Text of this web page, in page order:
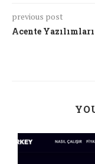
previous post
Acente Yazılımları